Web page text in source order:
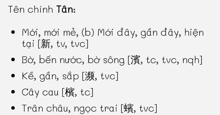
Tên chính Tân:
Mới, mới mẻ, (b) Mới đây, gần đây, hiện
tại [新, tv, tvc]
Bờ, bến nước, bờ sông [濱, tc, tvc, nqh]
Kề, gần, sắp [濒, tvc]
Cây cau [檳, tc]
Trân châu, ngọc trai [蠙, tvc]